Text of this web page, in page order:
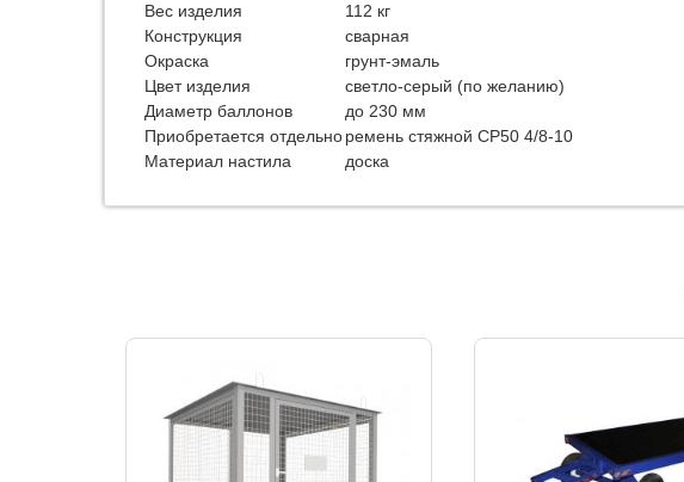
Вес изделия
112 кг
Конструкция
сварная
Окраска
грунт-эмаль
Цвет изделия
светло-серый (по желанию)
Диаметр баллонов
до 230 мм
Приобретается отдельноремень стяжной СР50 4/8-10
Материал настила
доска